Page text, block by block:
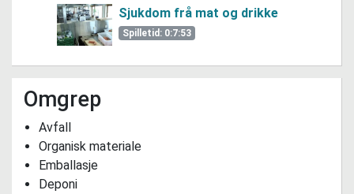
Sjukdom frå mat og drikke
Spilletid: 0:7:53
Omgrep
Avfall
Organisk materiale
Emballasje
Deponi